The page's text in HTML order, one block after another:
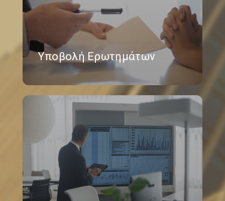
Υποβολή Ερωτημάτων